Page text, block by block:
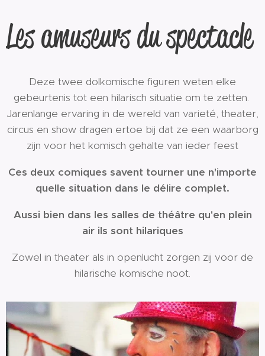
Les amuseurs du spectacle
Deze twee dolkomische figuren weten elke
gebeurtenis tot een hilarisch situatie om te zetten.
Jarenlange ervaring in de wereld van varieté, theater,
circus en show dragen ertoe bij dat ze een waarborg
zijn voor het komisch gehalte van ieder feest
Ces deux comiques savent tourner une n'importe
quelle situation dans le délire complet.
Aussi bien dans les salles de théâtre qu'en plein
air ils sont hilariques
Zowel in theater als in openlucht zorgen zij voor de
hilarische komische noot.